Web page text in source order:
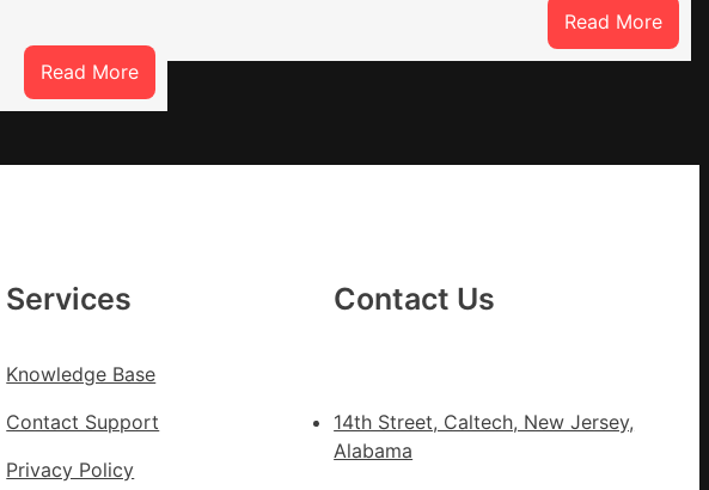
Read More:
焦
OSDER
件
談
Read More:
噴
動
Services
Knowledge Base
Contact Support
Privacy Policy
Contact Us
14th Street, Caltech, New Jersey,
Alabama